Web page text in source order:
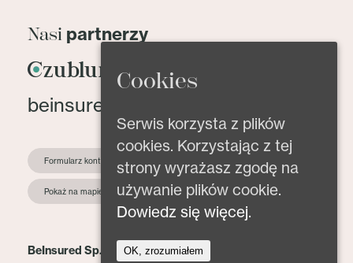
Nasi partnerzy
beinsured@beinsured.pl
Formularz kontaktowy
Pokaż na mapie
BeInsured Sp. z o.o.
Cookies
Serwis korzysta z plików
cookies. Korzystając z tej
strony wyrażasz zgodę na
używanie plików cookie.
Dowiedz się więcej.
OK, zrozumiałem